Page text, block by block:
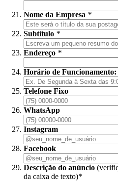
Nome da Empresa *
Subtítulo *
Endereço *
Horário de Funcionamento:
Telefone Fixo
WhatsApp
Instagram
Facebook
Descrição do anúncio
da caixa de texto)*